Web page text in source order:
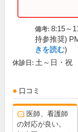
備考: 8:15～
持参推奨)
きを読む)
休診日: 土～日・祝
口コミ
医師、看護師
の対応が良い。